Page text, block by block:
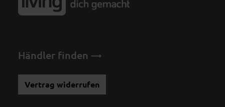
Händler finden
Vertrag widerrufen